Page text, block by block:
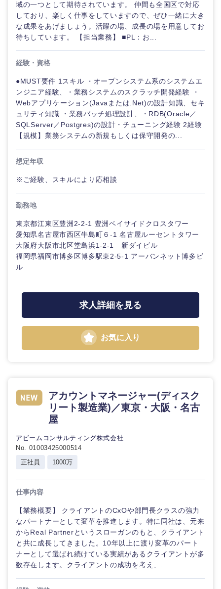
域の一つとして期待されています。 仲間も全国区で対応
しており、楽しく仕事をしていますので、ぜひ一緒に大き
な成果をあげましょう。活躍の場、成長の場を用意してお
待ちしています。 【担当業務】 ■PL：お...
経験・資格
●MUST要件 1スキル ・オープンシステム系のシステムエ
ンジニア経験、・業務システムのスクラッチ開発経験 ・
Webアプリケーション(Javaまたは.Net)の設計知識、セキ
ュリティ知識 ・業務バッチ処理設計、・RDB(Oracle／
SQLServer／Postgres)の設計・チューニング経験 2経験
【規模】業務システムの新規もしくは保守開発の...
想定年収
※ご経験、スキルにより応相談
勤務地
東京都江東区豊洲2-2-1 豊洲ベイサイドクロスタワー
愛知県名古屋市西区牛島町６-1 名古屋ルーセントタワー
大阪府大阪市北区堂島浜1-2-1 新ダイビル
福岡県福岡市博多区博多駅東2-5-1 アーバンネット博多ビ
ル
求人詳細を見る
お気に入り
アカウントマネージャー(ディスク
リート製造業)／東京・大阪・名古
屋
アビームコンサルティング株式会社
No. 01003425000514
正社員
1000万
仕事内容
【業務概要】 クライアントのCxOや部門長クラスの強力
なパートナーとして変革を推進します。特に同社は、元来
からReal Partnerというスローガンのもと、クライアント
と共に成長してきました。10年以上に渡り変革のパート
ナーとして選ばれ続けている実績があるクライアントが多
数存在します。クライアントの成功を考え、...